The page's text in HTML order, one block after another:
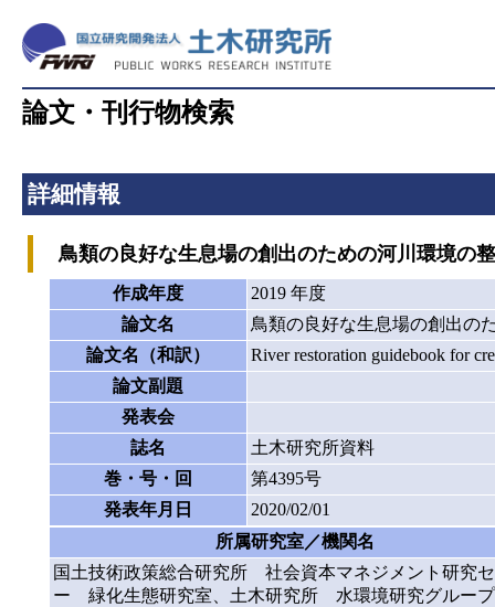
論文・刊行物検索
詳細情報
鳥類の良好な生息場の創出のための河川環境の
作成年度
2019 年度
論文名
鳥類の良好な生息場の創出の
論文名（和訳）
River restoration guidebook for
論文副題
発表会
誌名
土木研究所資料
巻・号・回
第4395号
発表年月日
2020/02/01
所属研究室／機関名
国土技術政策総合研究所 社会資本マネジメント研究
ー 緑化生態研究室、土木研究所 水環境研究グルー